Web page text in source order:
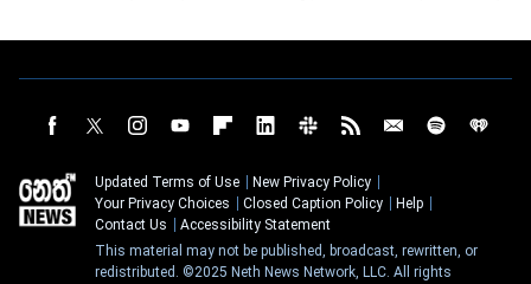
Updated Terms of Use
New Privacy Policy
Your Privacy Choices
Closed Caption Policy
Help
Contact Us
Accessibility Statement
This material may not be published, broadcast, rewritten, or
redistributed. ©2025 Neth News Network, LLC. All rights